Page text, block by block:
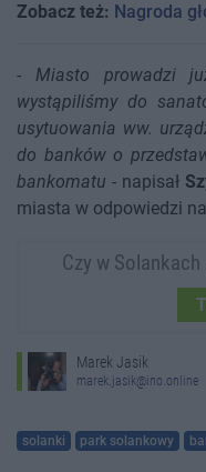
Zobacz też: Nagroda
- Miasto prowadzi
wystąpiliśmy do
usytuowania ww.
do banków o
bankomatu - napisał
miasta w odpowiedzi
Czy w
Marek Jasik
marek.jasik@ino.online
solanki park solankowy